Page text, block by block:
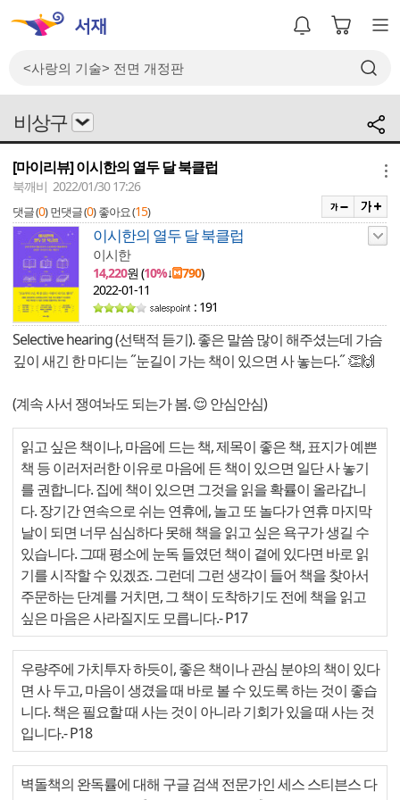
비상구
[마이리뷰] 이시한의 열두 달 북클럽
북깨비 2022/01/30 17:26
댓글 (0) 먼댓글 (0) 좋아요 (15)
이시한의 열두 달 북클럽
이시한
14,220원 (10%↓ 790)
2022-01-11
: 191
Selective hearing (선택적 듣기). 좋은 말씀 많이 해주셨는데 가슴
깊이 새긴 한 마디는 ˝눈길이 가는 책이 있으면 사 놓는다.˝ 👏🙌
(계속 사서 쟁여놔도 되는가 봄. 😌 안심안심)
읽고 싶은 책이나, 마음에 드는 책, 제목이 좋은 책, 표지가 예쁜
책 등 이러저러한 이유로 마음에 든 책이 있으면 일단 사 놓기
를 권합니다. 집에 책이 있으면 그것을 읽을 확률이 올라갑니
다. 장기간 연속으로 쉬는 연휴에, 놀고 또 놀다가 연휴 마지막
날이 되면 너무 심심하다 못해 책을 읽고 싶은 욕구가 생길 수
있습니다. 그때 평소에 눈독 들였던 책이 곁에 있다면 바로 읽
기를 시작할 수 있겠죠. 그런데 그런 생각이 들어 책을 찾아서
주문하는 단계를 거치면, 그 책이 도착하기도 전에 책을 읽고
싶은 마음은 사라질지도 모릅니다.- P17
우량주에 가치투자 하듯이, 좋은 책이나 관심 분야의 책이 있다
면 사 두고, 마음이 생겼을 때 바로 볼 수 있도록 하는 것이 좋습
니다. 책은 필요할 때 사는 것이 아니라 기회가 있을 때 사는 것
입니다.- P18
벽돌책의 완독률에 대해 구글 검색 전문가인 세스 스티븐스 다